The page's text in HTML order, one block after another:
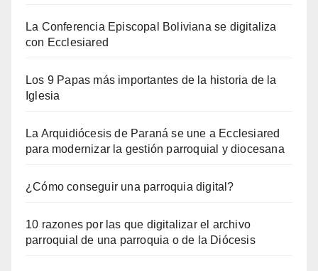
La Conferencia Episcopal Boliviana se digitaliza
con Ecclesiared
Los 9 Papas más importantes de la historia de la
Iglesia
La Arquidiócesis de Paraná se une a Ecclesiared
para modernizar la gestión parroquial y diocesana
¿Cómo conseguir una parroquia digital?
10 razones por las que digitalizar el archivo
parroquial de una parroquia o de la Diócesis